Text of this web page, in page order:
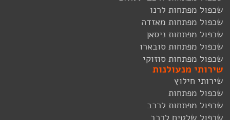
שכפול מפתחות לרנו
שכפול מפתחות מאזדה
שכפול מפתחות ניסאן
שכפול מפתחות סובארו
שכפול מפתחות סוזוקי
שירותי מנעולנות
שירותי חילוץ
שכפול מפתחות
שכפול מפתחות לרכב
שכפול שלטים לרכב